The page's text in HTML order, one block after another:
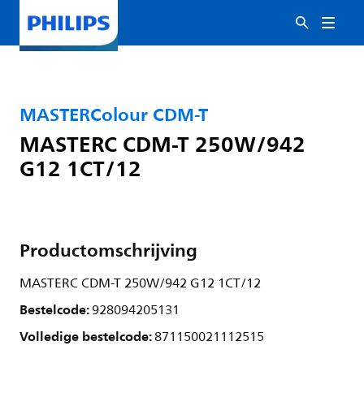
MASTERColour CDM-T
MASTERC CDM-T 250W/942
G12 1CT/12
Productomschrijving
MASTERC CDM-T 250W/942 G12 1CT/12
Bestelcode:928094205131
Volledige bestelcode:871150021112515